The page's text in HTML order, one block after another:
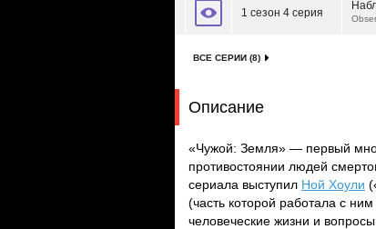
1 сезон 4 серия
ВСЕ СЕРИИ (8)
Описание
«Чужой: Земля» — первый
противостоянии людей
сериала выступил Ной Хоули
(часть которой работала с
человеческие жизни и